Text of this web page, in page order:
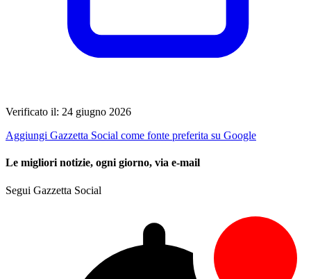
Verificato il: 24 giugno 2026
Aggiungi Gazzetta Social come fonte preferita su Google
Le migliori notizie, ogni giorno, via e-mail
Segui Gazzetta Social